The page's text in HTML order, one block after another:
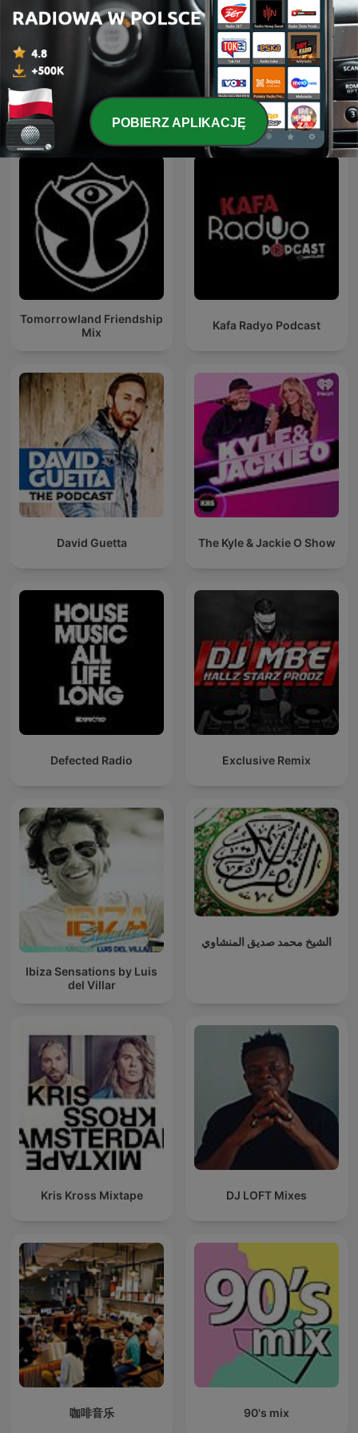
Trance Planet ATB Music
Międzynarodowe podcasty: Muzyka
Tomorrowland Friendship
Mix
Kafa Radyo Podcast
David Guetta The Kyle & Jackie O Show
Defected Radio Exclusive Remix
Ibiza Sensations by Luis
del Villar
الشيخ محمد صديق المنشاوي
Kris Kross Mixtape DJ LOFT Mixes
咖啡音乐 90's mix
POBIERZ APLIKACJĘ